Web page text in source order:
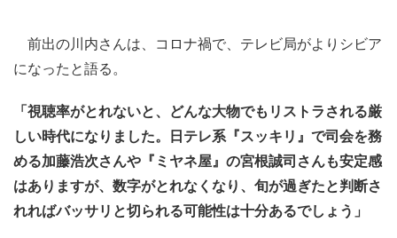
前出の川内さんは、コロナ禍で、テレビ局がよりシビア
になったと語る。
「視聴率がとれないと、どんな大物でもリストラされる厳
しい時代になりました。日テレ系『スッキリ』で司会を務
める加藤浩次さんや『ミヤネ屋』の宮根誠司さんも安定感
はありますが、数字がとれなくなり、旬が過ぎたと判断さ
れればバッサリと切られる可能性は十分あるでしょう」